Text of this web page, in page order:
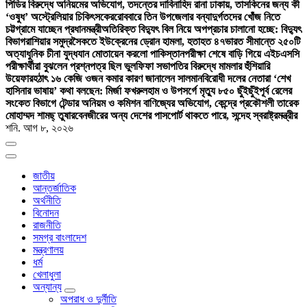
পিডির বিরুদ্ধে অনিয়মের অভিযোগ, তদন্তের দাবিনাহিদ রানা ঢাকায়, তাসকিনের জন্য কী
‘ওষুধ’ অস্ট্রেলিয়ার চিকিৎসকেররোববারে তিন উপজেলার বন্যাদুর্গতদের খোঁজ নিতে
চট্টগ্রামে যাচ্ছেন প্রধানমন্ত্রীঅতিরিক্ত বিদ্যুৎ বিল নিয়ে অপপ্রচার চালানো হচ্ছে: বিদ্যুৎ
বিভাগরাশিয়ার সমুদ্রসৈকতে ইউক্রেনের ড্রোন হামলা, হতাহত ৪৭ভারত সীমান্তে ২৫০টি
অত্যাধুনিক চীনা যুদ্ধযান মোতায়েন করলো পাকিস্তানপরীক্ষা শেষে বাড়ি গিয়ে এইচএসসি
পরীক্ষার্থীরা বুঝলেন প্রশ্নপত্র ছিল ভুলফিফা সভাপতির বিরুদ্ধে মামলার হুঁশিয়ারি
উয়েফারহঠাৎ ১৬ কেজি ওজন কমার কারণ জানালেন সালমানবিরোধী দলের নেতারা ‘শেখ
হাসিনার ভাষায়’ কথা বলছেন: মির্জা ফখরুলহাম ও উপসর্গে মৃত্যু ৮৫০ ছুঁইছুঁইপূর্ব রেলের
সংকেত বিভাগে টেন্ডার অনিয়ম ও কমিশন বাণিজ্যের অভিযোগ, কেন্দ্রে প্রকৌশলী তারেক
মোহাম্মদ শামছ্ তুষারবেনজীরের অন্য দেশের পাসপোর্ট থাকতে পারে, সন্দেহ স্বরাষ্ট্রমন্ত্রীর
শনি. আগ ৮, ২০২৬
জাতীয়
আন্তর্জাতিক
অর্থনীতি
বিনোদন
রাজনীতি
সমগ্র বাংলাদেশ
মন্ত্রণালয়
ধর্ম
খেলাধুলা
অন্যান্য
অপরাধ ও দুর্নীতি